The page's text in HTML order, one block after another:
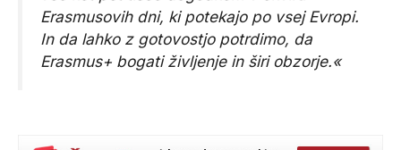
Erasmusovih dni, ki potekajo po vsej Evropi.
In da lahko z gotovostjo potrdimo, da
Erasmus+ bogati življenje in širi obzorje.«